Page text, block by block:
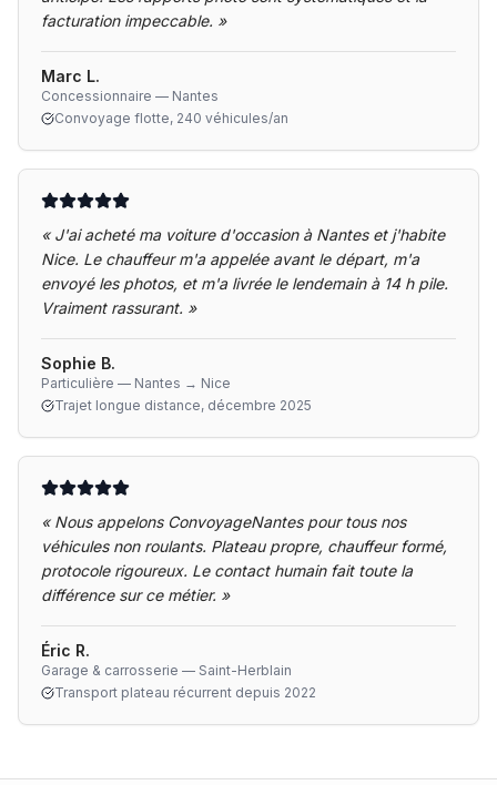
facturation impeccable. »
Marc L.
Concessionnaire — Nantes
Convoyage flotte, 240 véhicules/an
« J'ai acheté ma voiture d'occasion à Nantes et j'habite
Nice. Le chauffeur m'a appelée avant le départ, m'a
envoyé les photos, et m'a livrée le lendemain à 14 h pile.
Vraiment rassurant. »
Sophie B.
Particulière — Nantes → Nice
Trajet longue distance, décembre 2025
« Nous appelons ConvoyageNantes pour tous nos
véhicules non roulants. Plateau propre, chauffeur formé,
protocole rigoureux. Le contact humain fait toute la
différence sur ce métier. »
Éric R.
Garage & carrosserie — Saint-Herblain
Transport plateau récurrent depuis 2022